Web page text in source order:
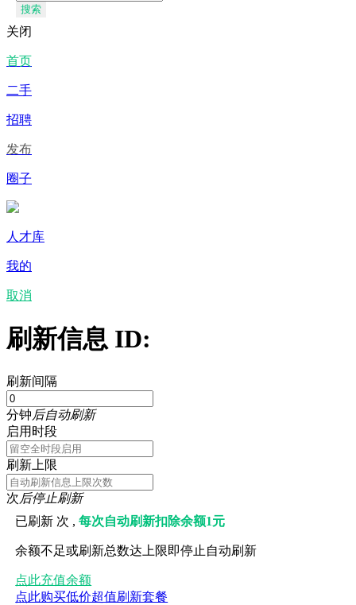
搜索
关闭
首页
二手
招聘
发布
圈子
人才库
我的
取消
刷新信息 ID:
刷新间隔
分钟后自动刷新
启用时段
刷新上限
次后停止刷新
已刷新 次 ,每次自动刷新扣除余额1元
余额不足或刷新总数达上限即停止自动刷新
点此充值余额
点此购买低价超值刷新套餐